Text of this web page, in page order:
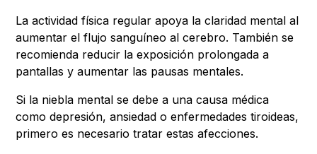
La actividad física regular apoya la claridad mental al
aumentar el flujo sanguíneo al cerebro. También se
recomienda reducir la exposición prolongada a
pantallas y aumentar las pausas mentales.
Si la niebla mental se debe a una causa médica
como depresión, ansiedad o enfermedades tiroideas,
primero es necesario tratar estas afecciones.